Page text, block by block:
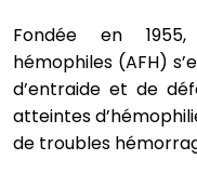
Fondée en 1955,
hémophiles (AFH)
d’entraide et de
atteintes
de troubles